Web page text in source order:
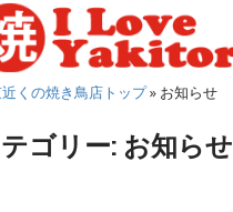
くの焼き鳥店トップ» お知らせ
ゴリー: お知らせ